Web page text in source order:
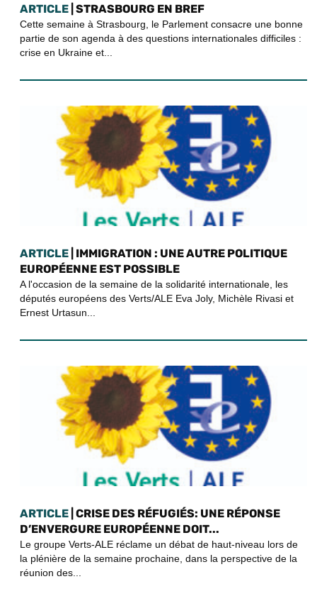
ARTICLE | STRASBOURG EN BREF
Cette semaine à Strasbourg, le Parlement consacre une bonne
partie de son agenda à des questions internationales difficiles :
crise en Ukraine et...
ARTICLE | IMMIGRATION : UNE AUTRE POLITIQUE
EUROPÉENNE EST POSSIBLE
A l'occasion de la semaine de la solidarité internationale, les
députés européens des Verts/ALE Eva Joly, Michèle Rivasi et
Ernest Urtasun...
ARTICLE | CRISE DES RÉFUGIÉS: UNE RÉPONSE
D’ENVERGURE EUROPÉENNE DOIT...
Le groupe Verts-ALE réclame un débat de haut-niveau lors de
la plénière de la semaine prochaine, dans la perspective de la
réunion des...